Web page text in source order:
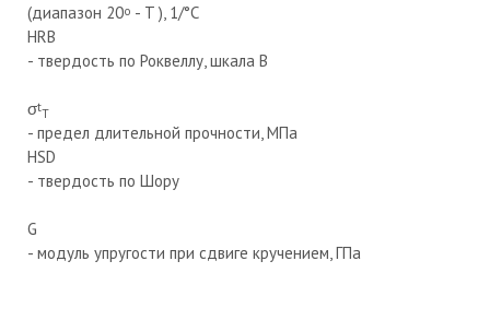
(диапазон 20o - T ), 1/°С
HRB
- твердость по Роквеллу, шкала В
σtТ
- предел длительной прочности, МПа
HSD
- твердость по Шору
G
- модуль упругости при сдвиге кручением, ГПа